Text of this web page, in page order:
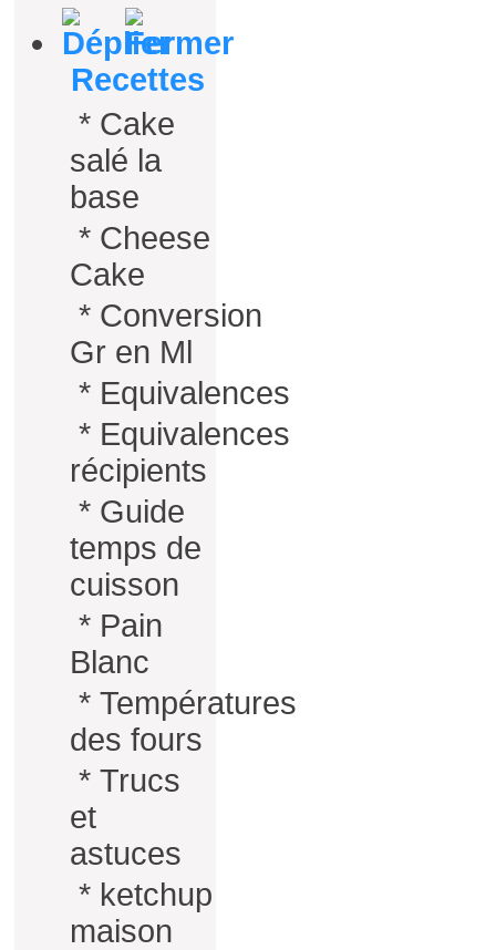
Recettes
* Cake
salé la
base
* Cheese
Cake
* Conversion
Gr en Ml
* Equivalences
* Equivalences
récipients
* Guide
temps de
cuisson
* Pain
Blanc
* Températures
des fours
* Trucs
et
astuces
* ketchup
maison